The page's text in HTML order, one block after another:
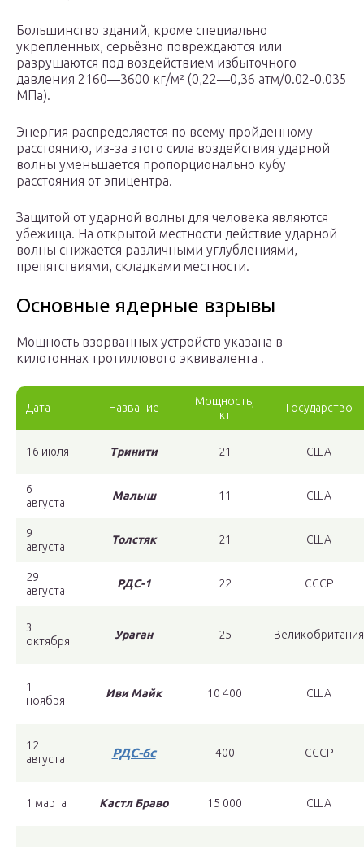
Большинство зданий, кроме специально
укрепленных, серьёзно повреждаются или
разрушаются под воздействием избыточного
давления 2160—3600 кг/м² (0,22—0,36 атм/0.02-0.035
МПа).
Энергия распределяется по всему пройденному
расстоянию, из-за этого сила воздействия ударной
волны уменьшается пропорционально кубу
расстояния от эпицентра.
Защитой от ударной волны для человека являются
убежища. На открытой местности действие ударной
волны снижается различными углублениями,
препятствиями, складками местности.
Основные ядерные взрывы
Мощность взорванных устройств указана в
килотоннах тротиллового эквивалента .
Дата Название
Мощность,
кт
Государство
16 июля Тринити 21 США
6
августа
Малыш 11 США
9
августа
Толстяк 21 США
29
августа
РДС-1 22 СССР
3
октября
Ураган 25 Великобритания
1
ноября
Иви Майк 10 400 США
12
августа
РДС-6с 400 СССР
1 марта Кастл Браво 15 000 США